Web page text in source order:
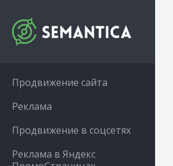
Продвижение сайта
Реклама
Продвижение в соцсетях
Реклама в Яндекс